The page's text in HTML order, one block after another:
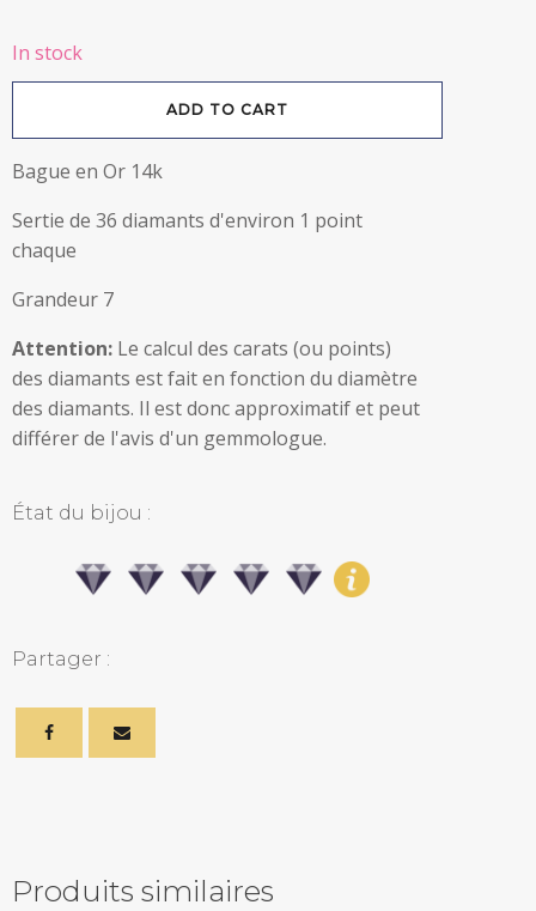
In stock
14k
diamants
quantity
ADD TO CART
Bague en Or 14k
Sertie de 36 diamants d'environ 1 point
chaque
Grandeur 7
Attention: Le calcul des carats (ou points)
des diamants est fait en fonction du diamètre
des diamants. Il est donc approximatif et peut
différer de l'avis d'un gemmologue.
État du bijou :
Partager :
Produits similaires